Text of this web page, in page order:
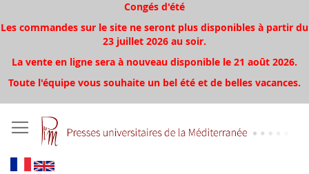
Congés d'été
Les commandes sur le site ne seront plus disponibles à partir du
23 juillet 2026 au soir.
La vente en ligne sera à nouveau disponible le 21 août 2026.
Toute l'équipe vous souhaite un bel été et de belles vacances.